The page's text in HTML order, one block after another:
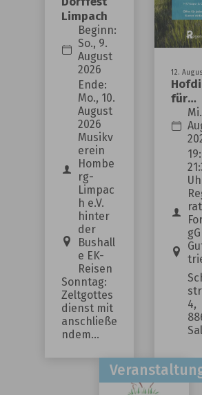
schwierige
finanzielle
Situation der
Städte und
Gemeinden.
Dabei habe ich
deutlich
gemacht: Die
Kommunen
sind nah an
den Menschen
👥 und tragen
eine große
Verantwortung.
Damit sie ihre
Aufgaben auch
künftig
zuverlässig
erfüllen
können,
und das Leben
genießen. Lasst
uns die Tage
bewusst
langsamer
angehen und
das Schöne vor
der Haustür
entdecken! ✨
Herzliche
Grüße vom
Rathaus Ihr
Fabian
Meschenmoser,
Bürgermeister
Limpach
Beginn:
So., 9.
August
2026
Ende:
Mo., 10.
August
2026
Musikv
erein
Hombe
rg-
Limpac
h e.V.
hinter
der
Bushall
e EK-
Reisen
Sonntag:
Zeltgottes
dienst mit
anschließe
ndem
12.
für
aus
4,